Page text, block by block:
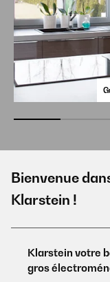
Bienvenue
Klarstein !